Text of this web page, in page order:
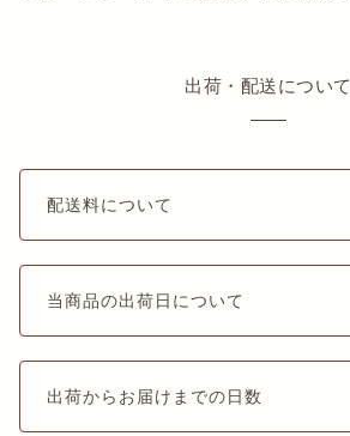
出荷・配送について
配送料について
当商品の出荷日について
出荷からお届けまでの日数